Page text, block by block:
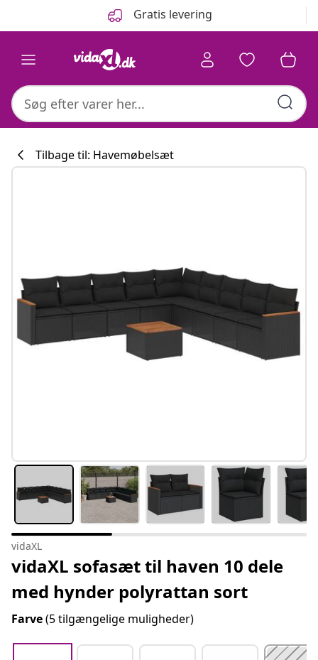
Gratis levering
#sharemevidaxl
Tilbage til: Havemøbelsæt
vidaXL
vidaXL sofasæt til haven 10 dele
med hynder polyrattan sort
Farve(5 tilgængelige muligheder)